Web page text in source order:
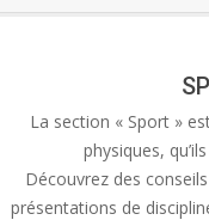
La section « Sport »
physiques,
Découvrez des
présentations de